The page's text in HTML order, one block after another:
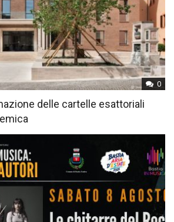
0
delle cartelle esattoriali